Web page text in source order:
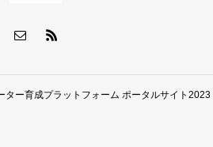
ー育成プラットフォーム ポータルサイト2023